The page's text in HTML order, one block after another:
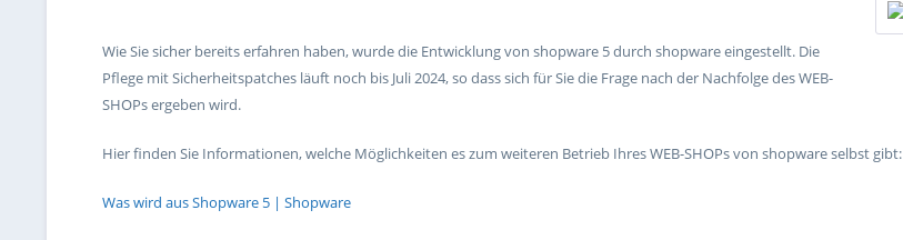
Wie Sie sicher bereits erfahren haben, wurde die Entwicklung von shopware 5 durch shopware eingestellt. Die
Pflege mit Sicherheitspatches läuft noch bis Juli 2024, so dass sich für Sie die Frage nach der Nachfolge des WEB-
SHOPs ergeben wird.
Hier finden Sie Informationen, welche Möglichkeiten es zum weiteren Betrieb Ihres WEB-SHOPs von shopware selbst gibt:
Was wird aus Shopware 5 | Shopware